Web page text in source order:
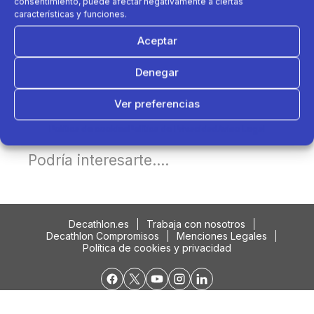
características y funciones.
Aceptar
Denegar
Ver preferencias
Podría interesarte....
Decathlon.es
Trabaja con nosotros
Decathlon Compromisos
Menciones Legales
Política de cookies y privacidad